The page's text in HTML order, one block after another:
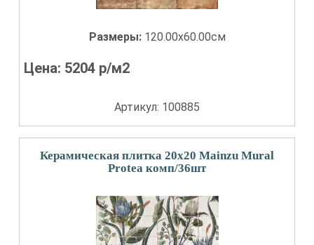
Размеры: 120.00x60.00см
Цена: 5204 р/м2
Артикул: 100885
Керамическая плитка 20x20 Mainzu Mural
Protea комп/36шт